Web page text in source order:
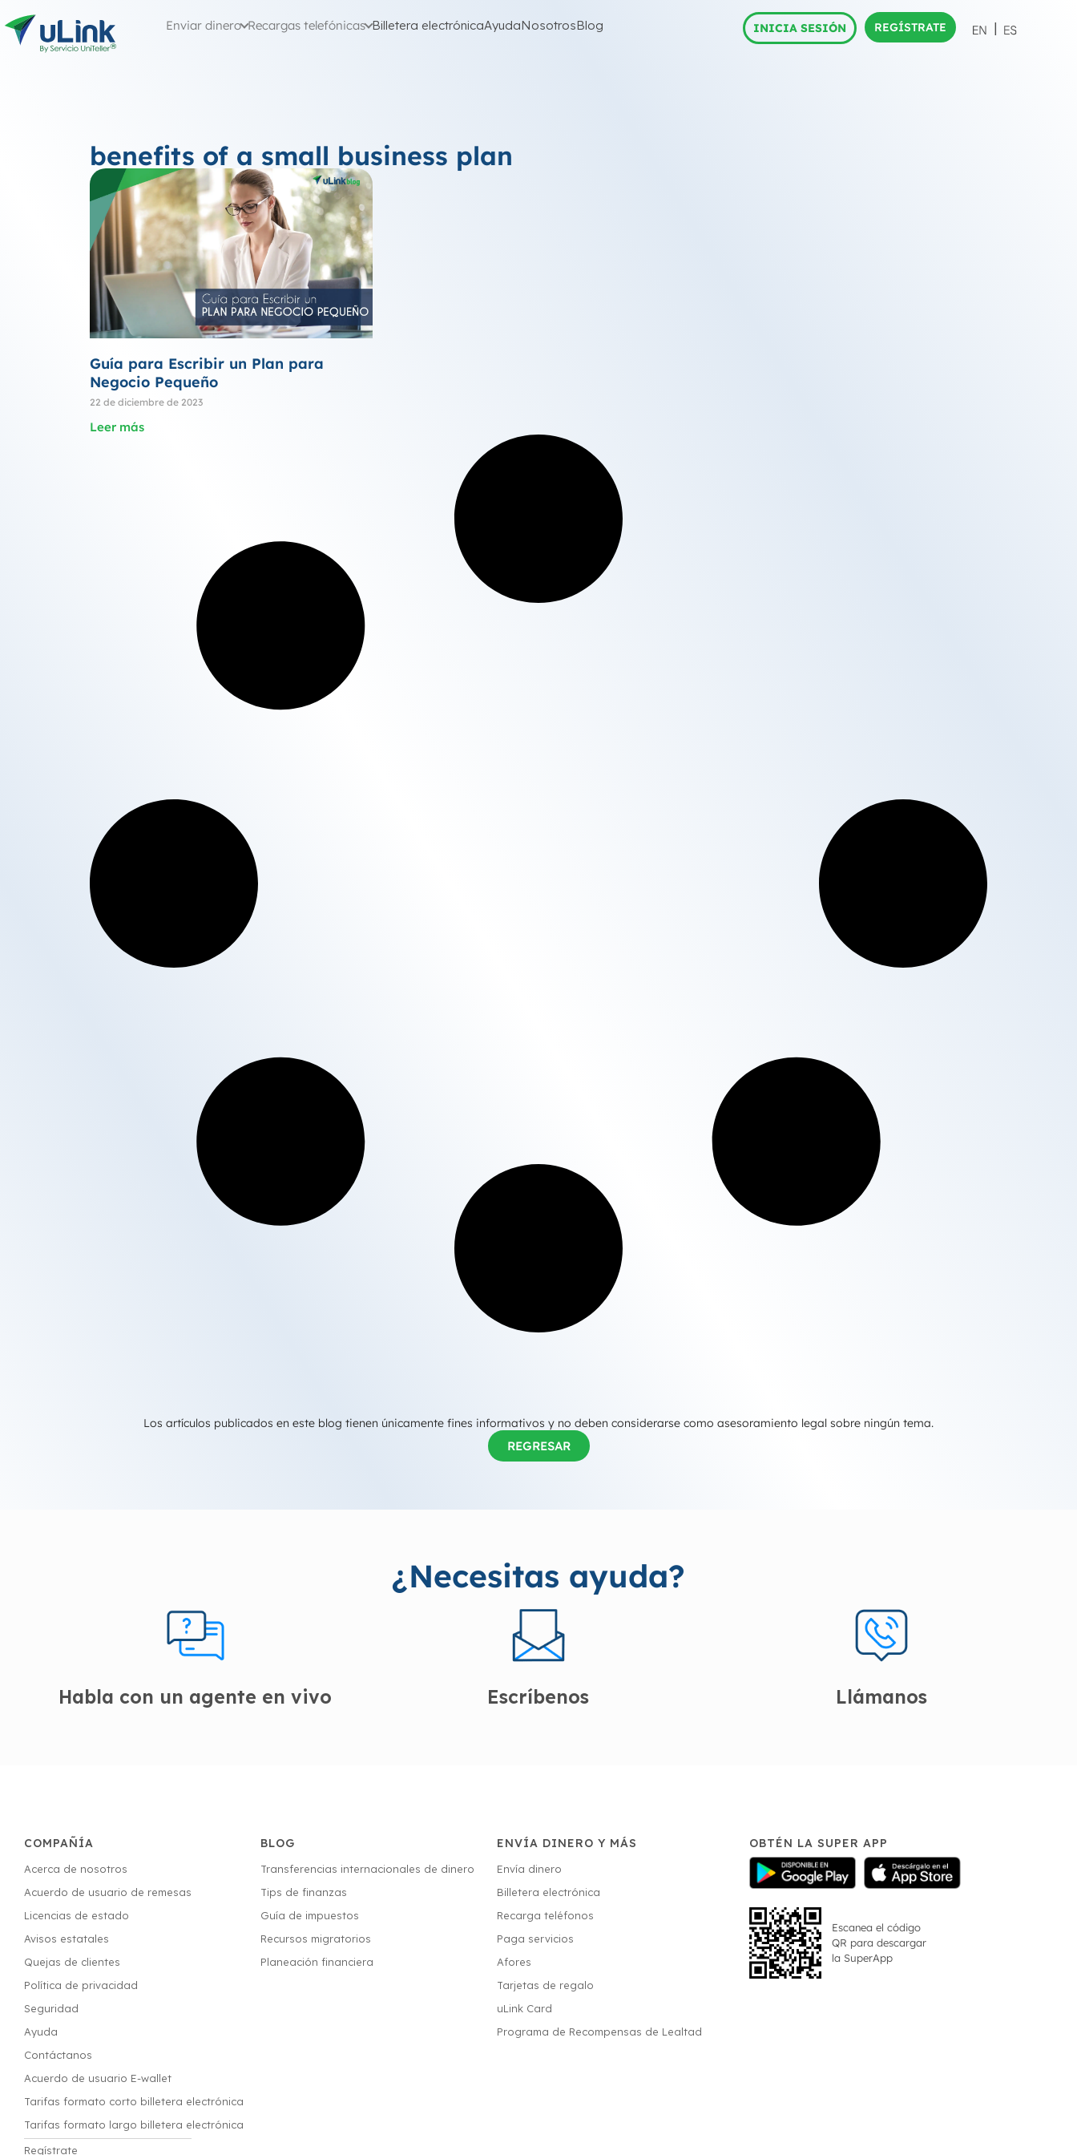
Enviar dinero Recargas telefónicas Billetera electrónicaAyudaNosotrosBlog INICIA SESIÓN REGÍSTRATE
benefits of a small business plan
Guía para Escribir un Plan para
Negocio Pequeño
22 de diciembre de 2023
Leer más
Los artículos publicados en este blog tienen únicamente fines informativos y no deben considerarse como asesoramiento legal sobre ningún tema.
REGRESAR
¿Necesitas ayuda?
Habla con un agente en vivo Escríbenos Llámanos
COMPAÑÍA
Acerca de nosotros
Acuerdo de usuario de remesas
Licencias de estado
Avisos estatales
Quejas de clientes
Política de privacidad
Seguridad
Ayuda
Contáctanos
Acuerdo de usuario E-wallet
Tarifas formato corto billetera electrónica
Tarifas formato largo billetera electrónica
Regístrate
BLOG
Transferencias internacionales de dinero
Tips de finanzas
Guía de impuestos
Recursos migratorios
Planeación financiera
ENVÍA DINERO Y MÁS
Envía dinero
Billetera electrónica
Recarga teléfonos
Paga servicios
Afores
Tarjetas de regalo
uLink Card
Programa de Recompensas de Lealtad
OBTÉN LA SUPER APP
Escanea el código
QR para descargar
la SuperApp